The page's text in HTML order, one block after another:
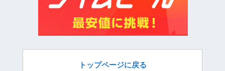
トップページに戻る